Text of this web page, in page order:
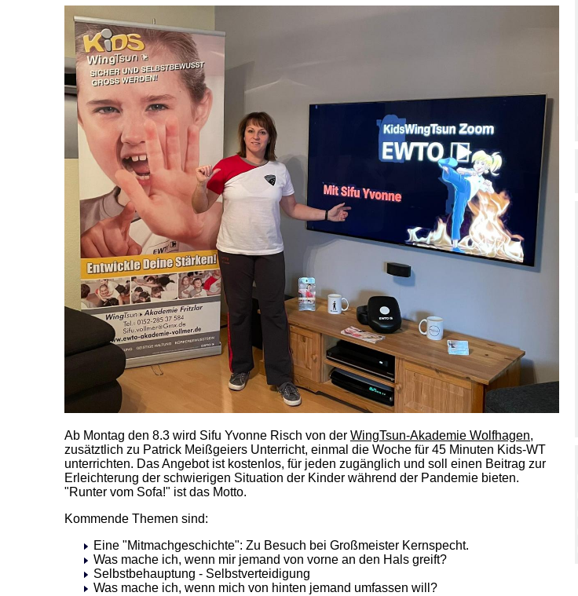
Ab Montag den 8.3 wird Sifu Yvonne Risch von der WingTsun-Akademie Wolfhagen,
zusätztlich zu Patrick Meißgeiers Unterricht, einmal die Woche für 45 Minuten Kids-WT
unterrichten. Das Angebot ist kostenlos, für jeden zugänglich und soll einen Beitrag zur
Erleichterung der schwierigen Situation der Kinder während der Pandemie bieten.
"Runter vom Sofa!" ist das Motto.
Kommende Themen sind:
Eine "Mitmachgeschichte": Zu Besuch bei Großmeister Kernspecht.
Was mache ich, wenn mir jemand von vorne an den Hals greift?
Selbstbehauptung - Selbstverteidigung
Was mache ich, wenn mich von hinten jemand umfassen will?